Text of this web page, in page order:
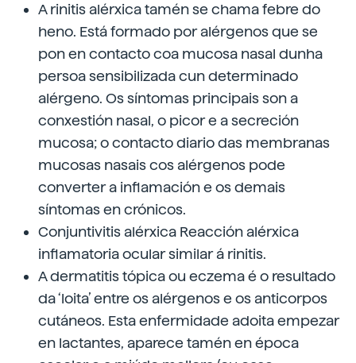
A rinitis alérxica tamén se chama febre do
heno. Está formado por alérgenos que se
pon en contacto coa mucosa nasal dunha
persoa sensibilizada cun determinado
alérgeno. Os síntomas principais son a
conxestión nasal, o picor e a secreción
mucosa; o contacto diario das membranas
mucosas nasais cos alérgenos pode
converter a inflamación e os demais
síntomas en crónicos.
Conjuntivitis alérxica Reacción alérxica
inflamatoria ocular similar á rinitis.
A dermatitis tópica ou eczema é o resultado
da ‘loita’ entre os alérgenos e os anticorpos
cutáneos. Esta enfermidade adoita empezar
en lactantes, aparece tamén en época